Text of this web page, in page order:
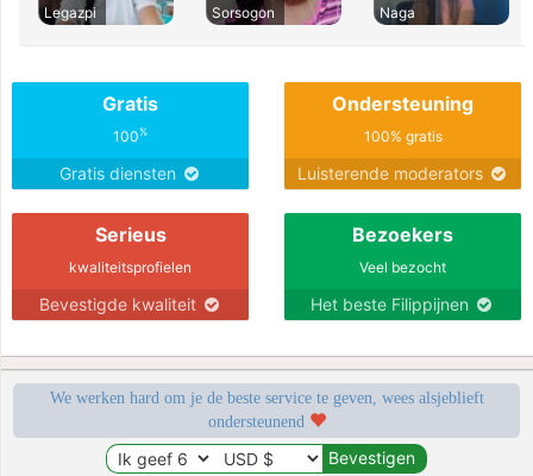
Legazpi
Sorsogon
Naga
Gratis
100%
Gratis diensten
Ondersteuning
100% gratis
Luisterende moderators
Serieus
kwaliteitsprofielen
Bevestigde kwaliteit
Bezoekers
Veel bezocht
Het beste Filippijnen
We werken hard om je de beste service te geven, wees alsjeblieft
ondersteunend